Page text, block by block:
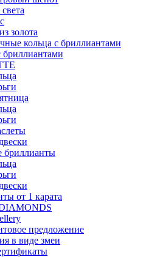
золота
кольца с бриллиантами
бриллианты
от 1 карата
предложение
в виде змеи